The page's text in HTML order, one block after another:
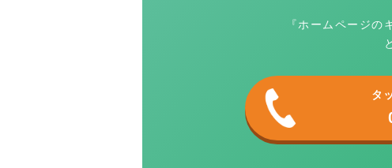
『ホームページの
タ